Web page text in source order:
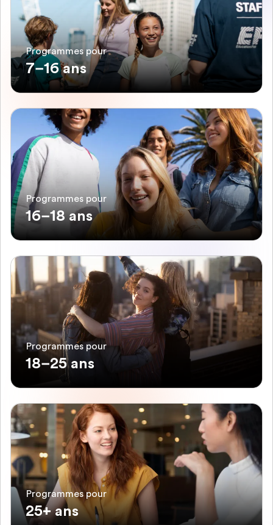
Programmes pour
7–16 ans
Programmes pour
16–18 ans
Programmes pour
18–25 ans
Programmes pour
25+ ans